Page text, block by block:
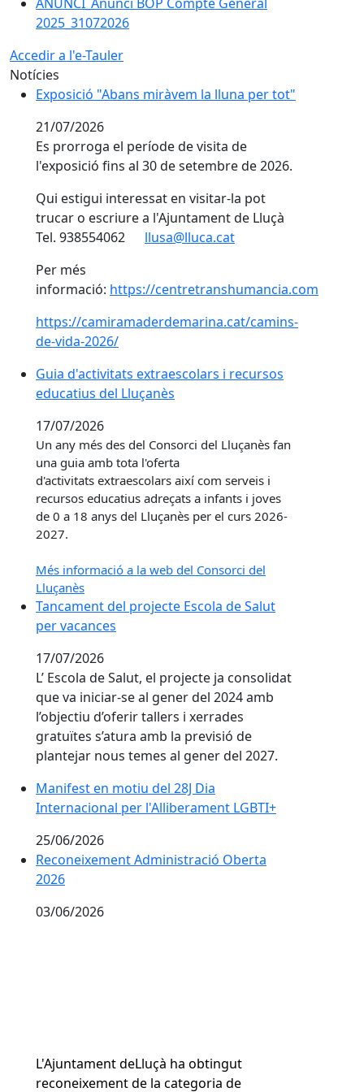
Notícies
21/07/2026
Es prorroga el període de visita de
Qui estigui interessat en visitar-la pot
trucar o escriure a l'Ajuntament de Lluçà
Per més
informació:https://centretranshumancia.com
https://camiramaderdemarina.cat/camins-
de-vida-2026/
Guia d'activitats extraescolars i recursos educatius
Guia d'activitats extraescolars i recursos
educatius del Lluçanès
17/07/2026
Un any més des del Consorci del Lluçanès fan
d'activitats extraescolars
recursos educatius adreçats a infants i joves
de 0 a 18 anys del Lluçanès per el curs 2026-
2027.
Més informació a la web del Consorci del
Lluçanès
per vacances
17/07/2026
L’ Escola de Salut, el projecte ja consolidat
l’objectiu d’oferir tallers i xerrades
gratuïtes s’atura amb la previsió de
plantejar nous temes al gener del 2027.
Manifest en motiu del 28J Dia Internacional per
Manifest en motiu del 28J Dia
Internacional per l'Alliberament LGBTI+
25/06/2026
Reconeixement Administració Oberta
03/06/2026
Més notícies